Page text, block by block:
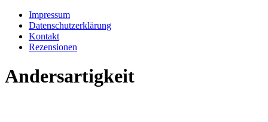
Impressum
Datenschutzerklärung
Kontakt
Rezensionen
Andersartigkeit